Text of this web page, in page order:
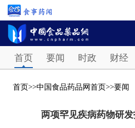
首页 要闻 时政 财经
首页>>中国食品药品网首页>>要闻
两项罕见疾病药物研